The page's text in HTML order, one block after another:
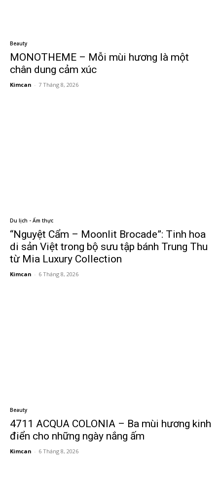
Beauty
MONOTHEME – Mỗi mùi hương là một
chân dung cảm xúc
Kimcan - 7 Tháng 8, 2026
Du lịch - Ẩm thực
“Nguyệt Cẩm – Moonlit Brocade”: Tinh hoa
di sản Việt trong bộ sưu tập bánh Trung Thu
từ Mia Luxury Collection
Kimcan - 6 Tháng 8, 2026
Beauty
4711 ACQUA COLONIA – Ba mùi hương kinh
điển cho những ngày nắng ấm
Kimcan - 6 Tháng 8, 2026